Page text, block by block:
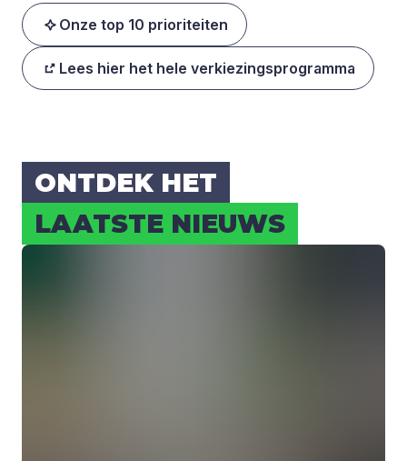
Onze top 10 prioriteiten
Lees hier het hele verkiezingsprogramma
ONT­DEK HET
LAAT­STE NIEUWS